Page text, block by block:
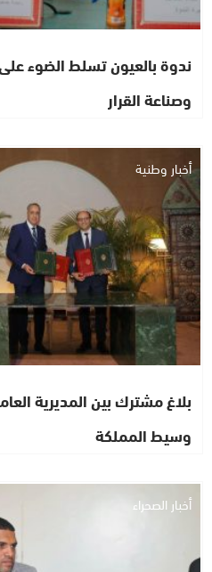
ندوة بالعيون تسلط الضوء
وصناعة القرار
أخبار وطنية
بلاغ مشترك بين المديرية
وسيط المملكة
أخبار الصحراء